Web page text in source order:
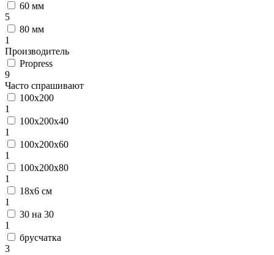
60 мм
5
80 мм
1
Производитель
Propress
9
Часто спрашивают
100х200
1
100х200х40
1
100х200х60
1
100х200х80
1
18х6 см
1
30 на 30
1
брусчатка
3